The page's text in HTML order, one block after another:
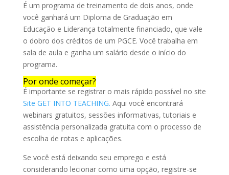
É um programa de treinamento de dois anos, onde
você ganhará um Diploma de Graduação em
Educação e Liderança totalmente financiado, que vale
o dobro dos créditos de um PGCE. Você trabalha em
sala de aula e ganha um salário desde o início do
programa.
Por onde começar?
É importante se registrar o mais rápido possível no site
Site GET INTO TEACHING. Aqui você encontrará
webinars gratuitos, sessões informativas, tutoriais e
assistência personalizada gratuita com o processo de
escolha de rotas e aplicações.
Se você está deixando seu emprego e está
considerando lecionar como uma opção, registre-se